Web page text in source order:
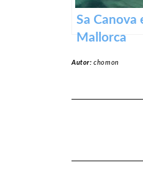
Sa Canova
Mallorca
Autor:chomon